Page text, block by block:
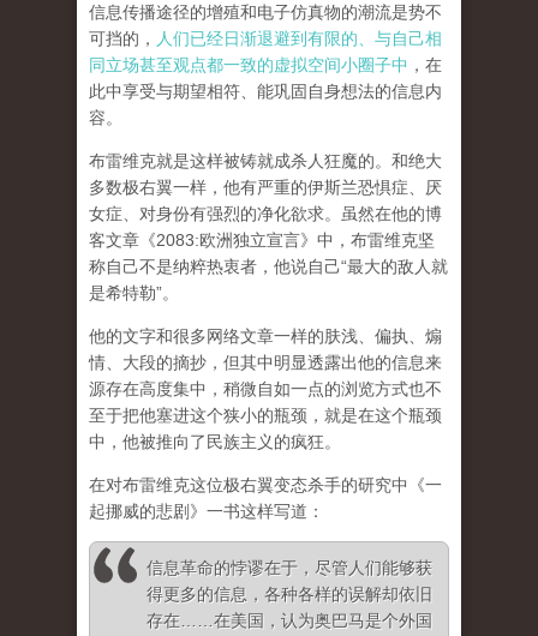
信息传播途径的增殖和电子仿真物的潮流是势不
可挡的， 人们已经日渐退避到有限的、与自己相
同立场甚至观点都一致的虚拟空间小圈子中 ，在
此中享受与期望相符、能巩固自身想法的信息内
容。
布雷维克就是这样被铸就成杀人狂魔的。和绝大
多数极右翼一样，他有严重的伊斯兰恐惧症、厌
女症、对身份有强烈的净化欲求。虽然在他的博
客文章《2083:欧洲独立宣言》中，布雷维克坚
称自己不是纳粹热衷者，他说自己“最大的敌人就
是希特勒”。
他的文字和很多网络文章一样的肤浅、偏执、煽
情、大段的摘抄，但其中明显透露出他的信息来
源存在高度集中，稍微自如一点的浏览方式也不
至于把他塞进这个狭小的瓶颈，就是在这个瓶颈
中，他被推向了民族主义的疯狂。
在对布雷维克这位极右翼变态杀手的研究中《一
起挪威的悲剧》一书这样写道：
信息革命的悖谬在于，尽管人们能够获
得更多的信息，各种各样的误解却依旧
存在……在美国，认为奥巴马是个外国